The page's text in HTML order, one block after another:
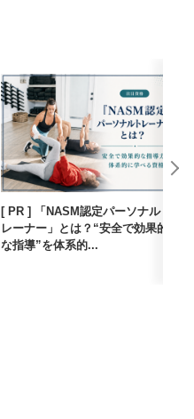
[ PR ] 「NASM認定パーソナルト
レーナー」とは？“安全で効果的
な指導”を体系的...